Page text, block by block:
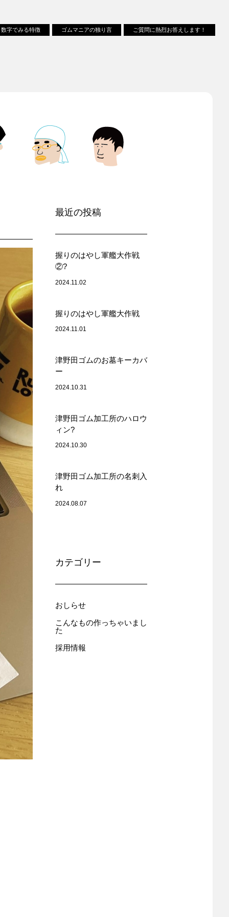
数字でみる特徴 ゴムマニアの独り言 ご質問に熱烈お答えします！
最近の投稿
握りのはやし軍艦大作戦
②?
2024.11.02
握りのはやし軍艦大作戦
2024.11.01
津野田ゴムのお墓キーカバ
ー
2024.10.31
津野田ゴム加工所のハロウ
ィン?
2024.10.30
津野田ゴム加工所の名刺入
れ
2024.08.07
カテゴリー
おしらせ
こんなもの作っちゃいまし
た
採用情報